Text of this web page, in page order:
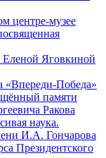
центре-музее
Еленой Яговкиной
«Впереди-Победа»
памяти
Ракова
наука.
И.А. Гончарова
Президентского